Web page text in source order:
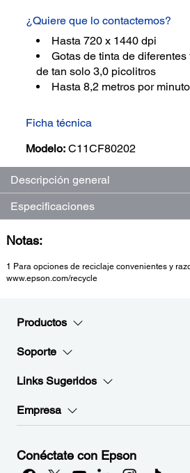
¿Quiere que lo contactemos?
Hasta 720 x 1440 dpi
Gotas de tinta de
de tan solo 3,0 picolitros
Hasta 8,2 metros por minuto
Ficha técnica
Modelo: C11CF80202
Descripción general
Especificaciones
Notas:
1 Para opciones de reciclaje convenientes y
www.epson.com/recycle
Productos
Soporte
Links Sugeridos
Empresa
Conéctate con Epson